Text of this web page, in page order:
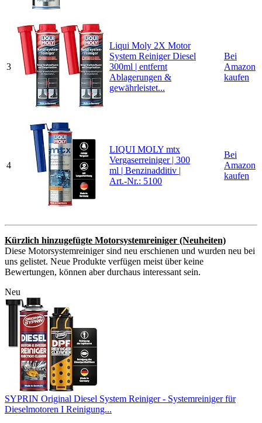
3
Liqui Moly 2X Motor
System Reiniger Diesel
300ml | entfernt
Ablagerungen &
gewährleistet...
Bei
Amazon
kaufen
4
LIQUI MOLY mtx
Vergaserreiniger | 300
ml | Benzinadditiv |
Art.-Nr.: 5100
Bei
Amazon
kaufen
Kürzlich hinzugefügte Motorsystemreiniger (Neuheiten)
Diese Motorsystemreiniger sind neu erschienen und wurden neu bei
uns gelistet. Neue Produkte verfügen meist über keine
Bewertungen, können aber durchaus interessant sein.
Neu
SYPRIN Original Diesel System Reiniger - Systemreiniger für
Dieselmotoren I Reinigung...